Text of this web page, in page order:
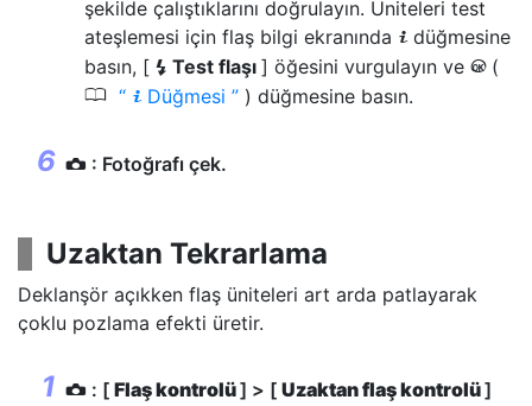
şekilde çalıştıklarını doğrulayın. Üniteleri test
ateşlemesi için flaş bilgi ekranında i düğmesine
basın, [ c Test flaşı ] öğesini vurgulayın ve J (
0 i Düğmesi ) düğmesine basın.
C : Fotoğrafı çek.
Uzaktan Tekrarlama
Deklanşör açıkken flaş üniteleri art arda patlayarak
çoklu pozlama efekti üretir.
C : [ Flaş kontrolü] > [ Uzaktan flaş kontrolü]